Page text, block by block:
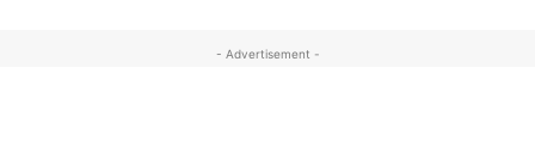
- Advertisement -